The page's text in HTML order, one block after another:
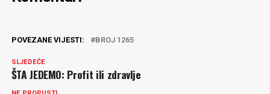
POVEZANE VIJESTI: BROJ 1265
SLJEDEĆE
ŠTA JEDEMO: Profit ili zdravlje